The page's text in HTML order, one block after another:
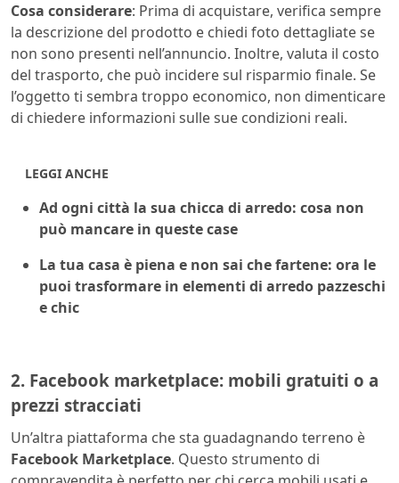
Cosa considerare: Prima di acquistare, verifica sempre
la descrizione del prodotto e chiedi foto dettagliate se
non sono presenti nell’annuncio. Inoltre, valuta il costo
del trasporto, che può incidere sul risparmio finale. Se
l’oggetto ti sembra troppo economico, non dimenticare
di chiedere informazioni sulle sue condizioni reali.
LEGGI ANCHE
Ad ogni città la sua chicca di arredo: cosa non
può mancare in queste case
La tua casa è piena e non sai che fartene: ora le
puoi trasformare in elementi di arredo pazzeschi
e chic
2. Facebook marketplace: mobili gratuiti o a
prezzi stracciati
Un’altra piattaforma che sta guadagnando terreno è
Facebook Marketplace. Questo strumento di